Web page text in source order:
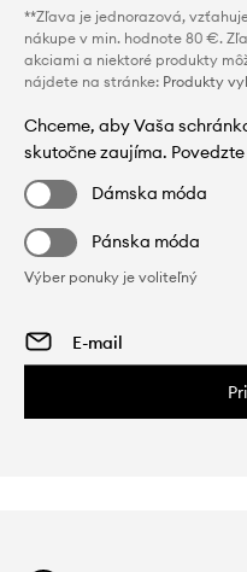
**Zľava je jednorazová,
nákupe v min. hodnote 80 €.
akciami a niektoré produkty
nájdete na stránke: Produkty
Chceme, aby Vaša
skutočne zaujíma.
Dámska móda
Pánska móda
Výber ponuky je voliteľný